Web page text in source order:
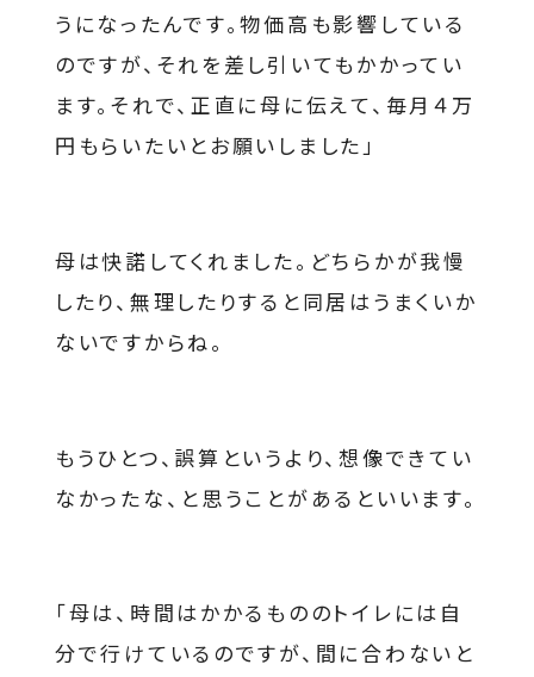
うになったんです。物価高も影響している
のですが、それを差し引いてもかかってい
ます。それで、正直に母に伝えて、毎月４万
円もらいたいとお願いしました」
母は快諾してくれました。どちらかが我慢
したり、無理したりすると同居はうまくいか
ないですからね。
もうひとつ、誤算というより、想像できてい
なかったな、と思うことがあるといいます。
「母は、時間はかかるもののトイレには自
分で行けているのですが、間に合わないと